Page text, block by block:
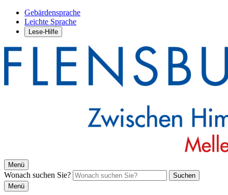
Gebärdensprache
Leichte Sprache
Lese-Hilfe
Menü
Wonach suchen Sie?
Suchen
Menü